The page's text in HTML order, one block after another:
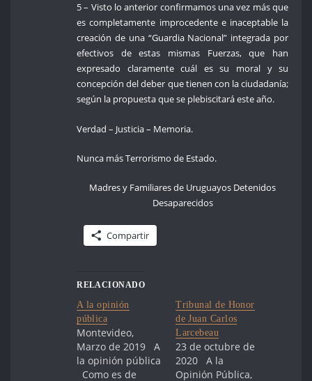
5 – Visto lo anterior confirmamos una vez más que
es completamente improcedente e inaceptable la
creación de una “Guardia Nacional” integrada por
efectivos de estas mismas Fuerzas, que han
expresado claramente cuál es su moral y su
concepción del deber que tienen con la ciudadanía;
según la propuesta que se plebiscitará este año.
Verdad – Justicia – Memoria.
Nunca más Terrorismo de Estado.
Madres y Familiares de Uruguayos Detenidos
Desaparecidos
Compartir
RELACIONADO
A la opinión
pública
Montevideo,
Marzo de 2019 A
la opinión pública
Como es de
Tribunal de Honor
de Juan Carlos
Larcebeau
23 de octubre de
2020 A la
Opinión Pública,